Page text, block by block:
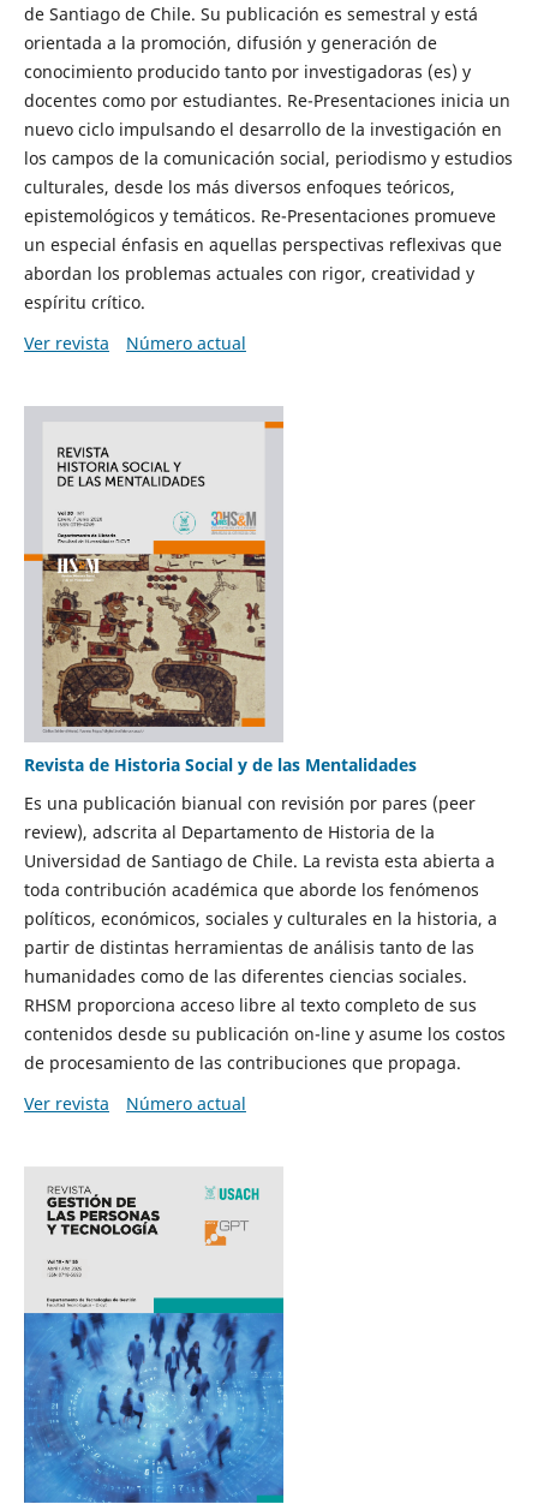
de Santiago de Chile. Su publicación es semestral y está
orientada a la promoción, difusión y generación de
conocimiento producido tanto por investigadoras (es) y
docentes como por estudiantes. Re-Presentaciones inicia un
nuevo ciclo impulsando el desarrollo de la investigación en
los campos de la comunicación social, periodismo y estudios
culturales, desde los más diversos enfoques teóricos,
epistemológicos y temáticos. Re-Presentaciones promueve
un especial énfasis en aquellas perspectivas reflexivas que
abordan los problemas actuales con rigor, creatividad y
espíritu crítico.
Ver revista
Número actual
Revista de Historia Social y de las Mentalidades
Es una publicación bianual con revisión por pares (peer
review), adscrita al Departamento de Historia de la
Universidad de Santiago de Chile. La revista esta abierta a
toda contribución académica que aborde los fenómenos
políticos, económicos, sociales y culturales en la historia, a
partir de distintas herramientas de análisis tanto de las
humanidades como de las diferentes ciencias sociales.
RHSM proporciona acceso libre al texto completo de sus
contenidos desde su publicación on-line y asume los costos
de procesamiento de las contribuciones que propaga.
Ver revista
Número actual